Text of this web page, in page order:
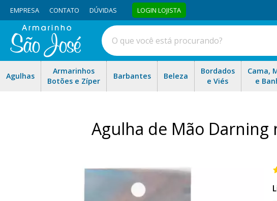
EMPRESA CONTATO DÚVIDAS LOGIN LOJISTA
Agulhas
Armarinhos
Botões e Zíper
Barbantes Beleza
Bordados
e Viés
Cama,
e
Agulha de Mão Darning